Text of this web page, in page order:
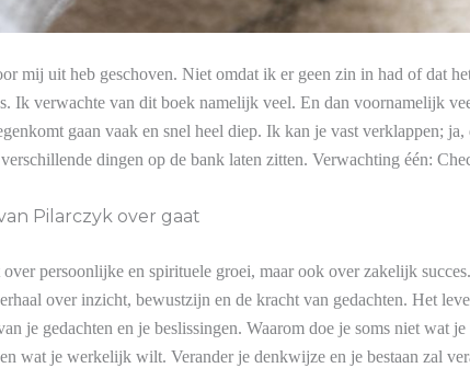
mij uit heb geschoven. Niet omdat ik er geen zin in had of dat
Ik verwachte van dit boek namelijk veel. En dan voornamelijk
gaan vaak en snel heel diep. Ik kan je vast verklappen;
dingen op de bank laten zitten. Verwachting één:
Pilarczyk over gaat
persoonlijke en spirituele groei, maar ook over zakelijk
over inzicht, bewustzijn en de kracht van gedachten. Het
je gedachten en je beslissingen. Waarom doe je soms niet wat
wat je werkelijk wilt. Verander je denkwijze en je bestaan zal